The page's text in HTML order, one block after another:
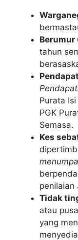
Berumur
tahun
Purata
PGK
Semasa.
Kes
penilaian
Tidak
atau
yang